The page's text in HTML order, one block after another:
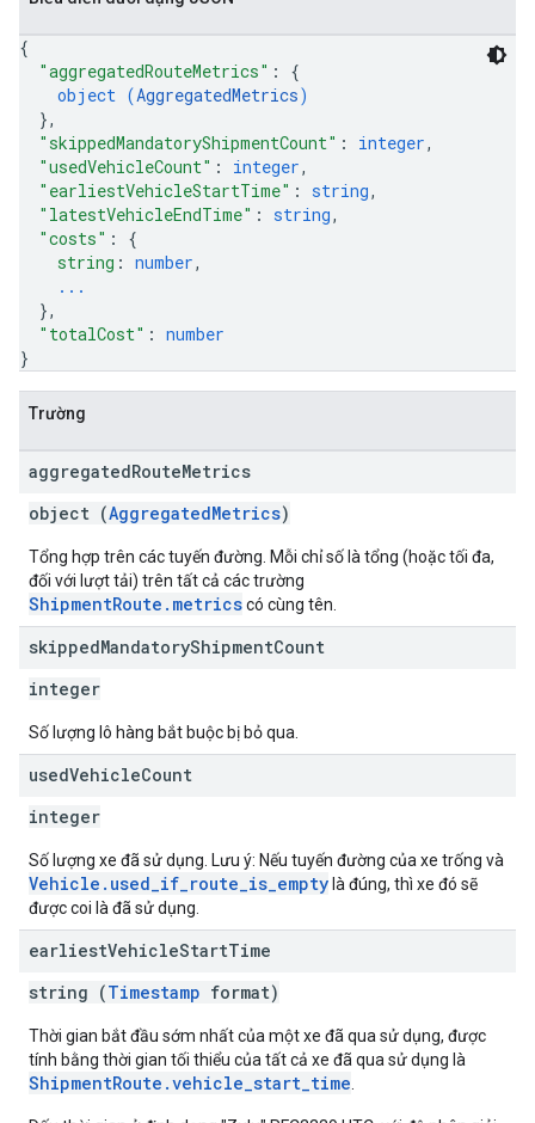
{
"aggregatedRouteMetrics" : {
object (AggregatedMetrics)
},
"skippedMandatoryShipmentCount" : integer,
"usedVehicleCount" : integer,
"earliestVehicleStartTime" : string,
"latestVehicleEndTime" : string,
"costs" : {
string : number,
...
},
"totalCost" : number
}
Trường
aggregatedRouteMetrics
object (AggregatedMetrics)
Tổng hợp trên các tuyến đường. Mỗi chỉ số là tổng (hoặc tối đa,
đối với lượt tải) trên tất cả các trường
ShipmentRoute.metricscó cùng tên.
skippedMandatoryShipmentCount
integer
Số lượng lô hàng bắt buộc bị bỏ qua.
usedVehicleCount
integer
Số lượng xe đã sử dụng. Lưu ý: Nếu tuyến đường của xe trống và
Vehicle.used_if_route_is_empty là đúng, thì xe đó sẽ
được coi là đã sử dụng.
earliestVehicleStartTime
string (Timestamp format)
Thời gian bắt đầu sớm nhất của một xe đã qua sử dụng, được
tính bằng thời gian tối thiểu của tất cả xe đã qua sử dụng là
ShipmentRoute.vehicle_start_time